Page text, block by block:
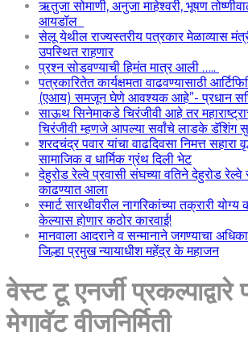
ऋतुजा सोमाणी, अनुजा माहेश्वरी, भूषण
आयडॉल
सेलू येथील राज्यस्तरीय पत्रकार मेळाव्यास
उपस्थित राहणार
प्रश्न सोडवण्याची हिमंत मात्र आली …..
पत्रकारितेत कार्यक्षमता वाढवण्यासाठी
(एआय) समजून घेणे आवश्यक आहे”- प्रधान
साऊथ सिनेमाकडे चिरंजीवी आहे तर
चिरंजीवी म्हणजे आपल्या सर्वांचे लाडके डॅशिंग
शरदचंद्र पवार यांचा वाढदिवसा निमत्त सहारा
सामाजिक व धार्मिक ग्रंथ दिली भेट
देहुरोड रेल्वे प्रवासी संघच्या वतिने देहुरोड रेल्वे
काढण्यात आला
स्मार्ट सारथीवरील नागरिकांच्या तक्रारी योग्य
केल्यास होणार कठोर कारवाई!
मानवाला आदराने व सन्मानाने जगण्याचा
जिल्हा प्रमुख न्यायाधीश महेंद्र के महाजन
वेस्ट टू एनर्जी प्रकल्पाद्वारे
मेगावॅट वीजनिर्मिती